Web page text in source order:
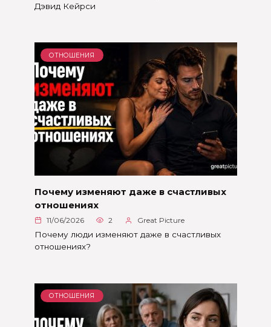
Дэвид Кейрси
ОТНОШЕНИЯ
Почему изменяют даже в счастливых
отношениях
11/06/2026 2 Great Picture
Почему люди изменяют даже в счастливых
отношениях?
ОТНОШЕНИЯ